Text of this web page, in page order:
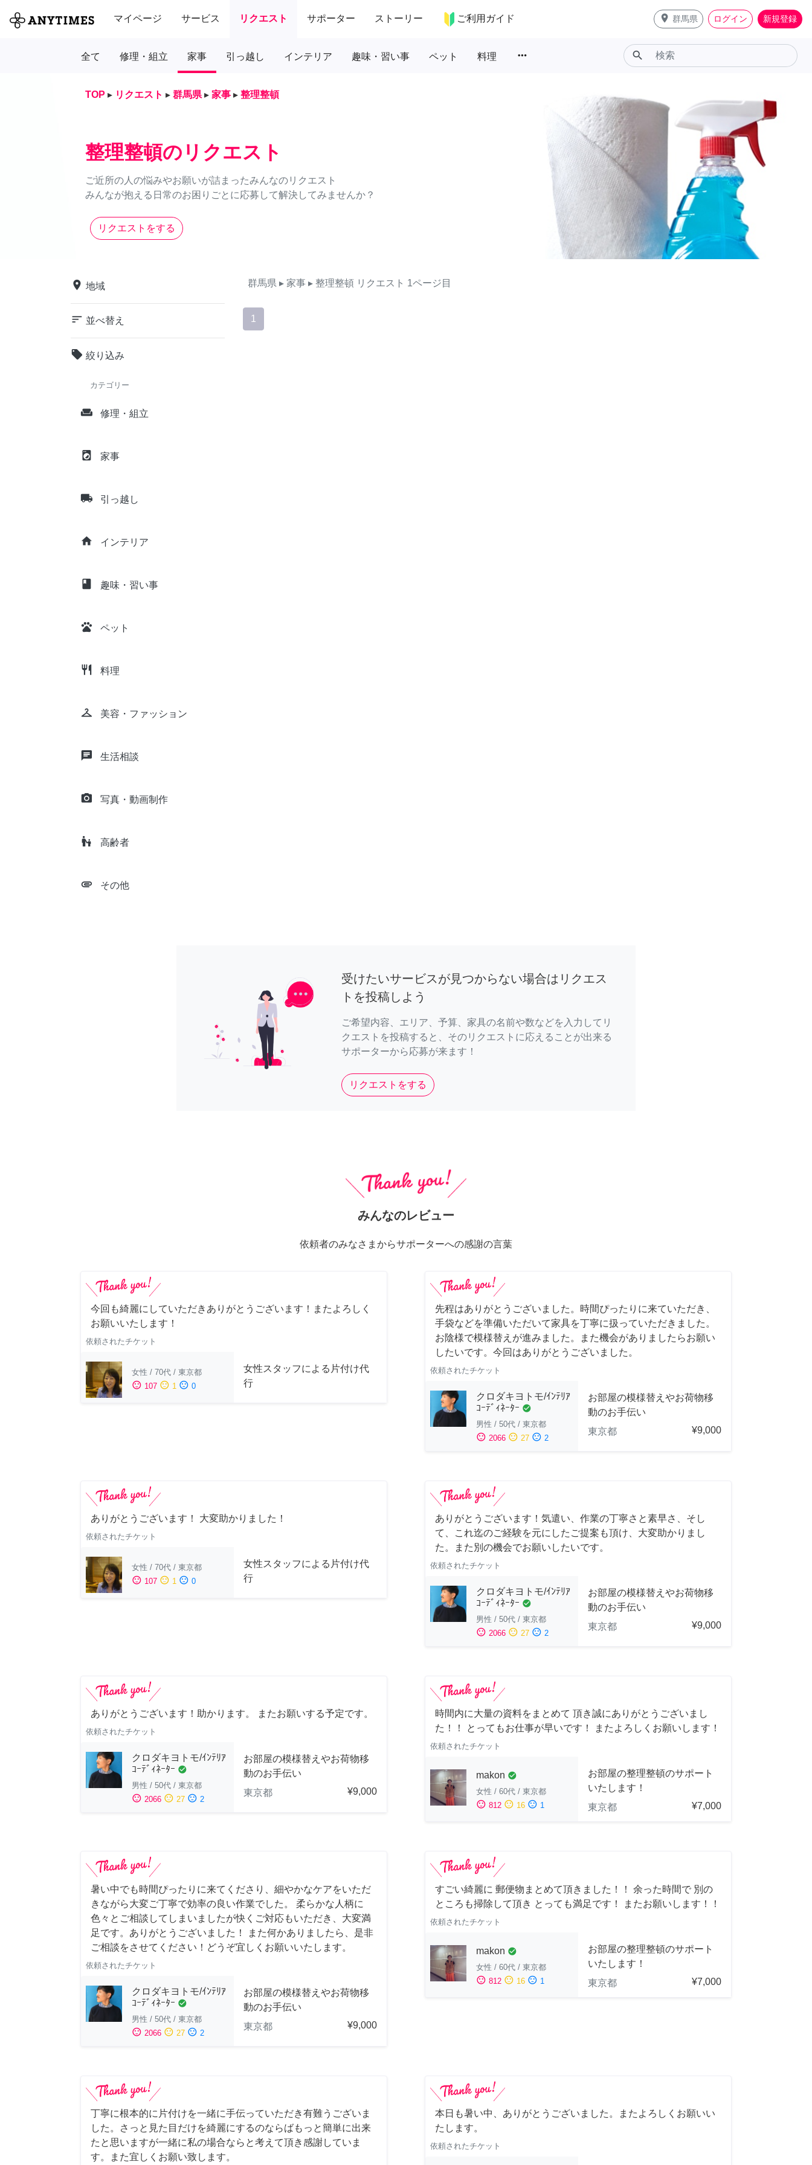
マイページ サービス リクエスト サポーター ストーリー ご利用ガイド place 群馬県 ログイン 新規登録
全て 修理・組立 家事 引っ越し インテリア 趣味・習い事 ペット 料理 more_horiz search
TOP ▸ リクエスト ▸ 群馬県 ▸ 家事 ▸ 整理整頓
整理整頓のリクエスト
ご近所の人の悩みやお願いが詰まったみんなのリクエスト
みんなが抱える日常のお困りごとに応募して解決してみませんか？
リクエストをする
place 地域
sort 並べ替え
local_offer 絞り込み
カテゴリー
weekend 修理・組立
local_laundry_service 家事
local_shipping 引っ越し
home インテリア
class 趣味・習い事
pets ペット
restaurant 料理
checkroom 美容・ファッション
chat 生活相談
camera_alt 写真・動画制作
escalator_warning 高齢者
attachment その他
群馬県 ▸ 家事 ▸ 整理整頓 リクエスト 1ページ目
1
受けたいサービスが見つからない場合はリクエス
トを投稿しよう
ご希望内容、エリア、予算、家具の名前や数などを入力してリ
クエストを投稿すると、そのリクエストに応えることが出来る
サポーターから応募が来ます！
リクエストをする
みんなのレビュー
依頼者のみなさまからサポーターへの感謝の言葉
今回も綺麗にしていただきありがとうございます！またよろしく
お願いいたします！
依頼されたチケット
女性 / 70代 / 東京都
sentiment_satisfied 107 sentiment_neutral 1 sentiment_dissatisfied 0
女性スタッフによる片付け代
行
先程はありがとうございました。時間ぴったりに来ていただき、
手袋などを準備いただいて家具を丁寧に扱っていただきました。
お陰様で模様替えが進みました。また機会がありましたらお願い
したいです。今回はありがとうございました。
依頼されたチケット
クロダキヨトモ/ｲﾝﾃﾘｱ
ｺｰﾃﾞｨﾈｰﾀｰ check_circle
男性 / 50代 / 東京都
sentiment_satisfied 2066 sentiment_neutral 27 sentiment_dissatisfied 2
お部屋の模様替えやお荷物移
動のお手伝い
東京都
¥9,000
ありがとうございます！ 大変助かりました！
依頼されたチケット
女性 / 70代 / 東京都
sentiment_satisfied 107 sentiment_neutral 1 sentiment_dissatisfied 0
女性スタッフによる片付け代
行
ありがとうございます！気遣い、作業の丁寧さと素早さ、そし
て、これ迄のご経験を元にしたご提案も頂け、大変助かりまし
た。また別の機会でお願いしたいです。
依頼されたチケット
クロダキヨトモ/ｲﾝﾃﾘｱ
ｺｰﾃﾞｨﾈｰﾀｰ check_circle
男性 / 50代 / 東京都
sentiment_satisfied 2066 sentiment_neutral 27 sentiment_dissatisfied 2
お部屋の模様替えやお荷物移
動のお手伝い
東京都
¥9,000
ありがとうございます！助かります。 またお願いする予定です。
依頼されたチケット
クロダキヨトモ/ｲﾝﾃﾘｱ
ｺｰﾃﾞｨﾈｰﾀｰ check_circle
男性 / 50代 / 東京都
sentiment_satisfied 2066 sentiment_neutral 27 sentiment_dissatisfied 2
お部屋の模様替えやお荷物移
動のお手伝い
東京都
¥9,000
時間内に大量の資料をまとめて 頂き誠にありがとうございまし
た！！ とってもお仕事が早いです！ またよろしくお願いします！
依頼されたチケット
makon check_circle
女性 / 60代 / 東京都
sentiment_satisfied 812 sentiment_neutral 16 sentiment_dissatisfied 1
お部屋の整理整頓のサポート
いたします！
東京都
¥7,000
暑い中でも時間ぴったりに来てくださり、細やかなケアをいただ
きながら大変ご丁寧で効率の良い作業でした。 柔らかな人柄に
色々とご相談してしまいましたが快くご対応もいただき、大変満
足です。ありがとうございました！ また何かありましたら、是非
ご相談をさせてください！どうぞ宜しくお願いいたします。
依頼されたチケット
クロダキヨトモ/ｲﾝﾃﾘｱ
ｺｰﾃﾞｨﾈｰﾀｰ check_circle
男性 / 50代 / 東京都
sentiment_satisfied 2066 sentiment_neutral 27 sentiment_dissatisfied 2
お部屋の模様替えやお荷物移
動のお手伝い
東京都
¥9,000
すごい綺麗に 郵便物まとめて頂きました！！ 余った時間で 別の
ところも掃除して頂き とっても満足です！ またお願いします！！
依頼されたチケット
makon check_circle
女性 / 60代 / 東京都
sentiment_satisfied 812 sentiment_neutral 16 sentiment_dissatisfied 1
お部屋の整理整頓のサポート
いたします！
東京都
¥7,000
丁寧に根本的に片付けを一緒に手伝っていただき有難うございま
した。さっと見た目だけを綺麗にするのならばもっと簡単に出来
たと思いますが一緒に私の場合ならと考えて頂き感謝していま
す。また宜しくお願い致します。
本日も暑い中、ありがとうございました。またよろしくお願いい
たします。
依頼されたチケット